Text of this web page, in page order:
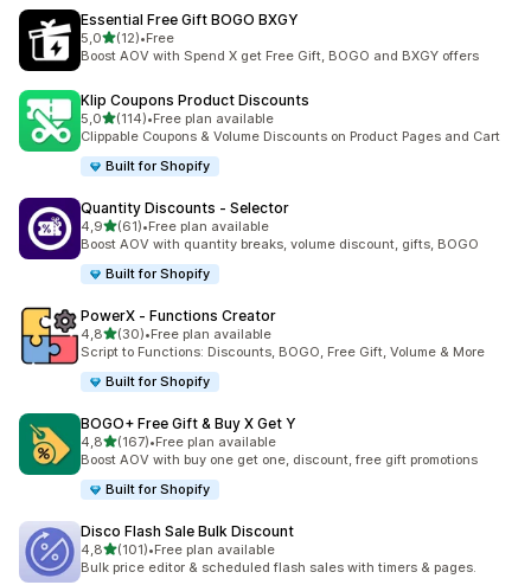
Essential Free Gift BOGO BXGY
5,0na 5 gwiazdek
(12)
Łączna liczba recenzji: 12
•Free
Boost AOV with Spend X get Free Gift, BOGO and BXGY offers
Klip Coupons Product Discounts
5,0na 5 gwiazdek
(114)
Łączna liczba recenzji: 114
•Free plan available
Clippable Coupons & Volume Discounts on Product Pages and Cart
Built for Shopify
Quantity Discounts ‑ Selector
4,9na 5 gwiazdek
(61)
Łączna liczba recenzji: 61
•Free plan available
Boost AOV with quantity breaks, volume discount, gifts, BOGO
Built for Shopify
PowerX ‑ Functions Creator
4,8na 5 gwiazdek
(30)
Łączna liczba recenzji: 30
•Free plan available
Script to Functions: Discounts, BOGO, Free Gift, Volume & More
Built for Shopify
BOGO+ Free Gift & Buy X Get Y
4,8na 5 gwiazdek
(167)
Łączna liczba recenzji: 167
•Free plan available
Boost AOV with buy one get one, discount, free gift promotions
Built for Shopify
Disco Flash Sale Bulk Discount
4,8na 5 gwiazdek
(101)
Łączna liczba recenzji: 101
•Free plan available
Bulk price editor & scheduled flash sales with timers & pages.